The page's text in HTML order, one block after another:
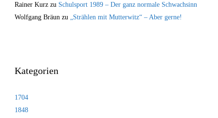
Rainer Kurz zu Schulsport 1989 – Der ganz normale Schwachsinn
Wolfgang Bräun zu „Strählen mit Mutterwitz“ – Aber gerne!
Kategorien
1704
1848